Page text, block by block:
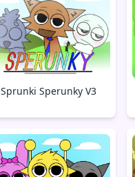
Sprunki Sperunky V3